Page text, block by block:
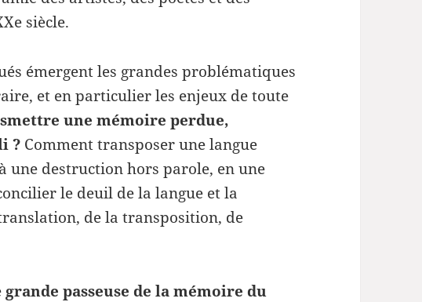
siècle.
émergent les grandes problématiques
et en particulier les enjeux de toute
une mémoire perdue,
? Comment transposer une langue
une destruction hors parole, en une
le deuil de la langue et la
de la transposition, de
grande passeuse de la mémoire du